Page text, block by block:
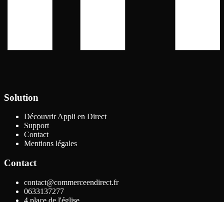
Solution
Découvrir Appli en Direct
Support
Contact
Mentions légales
Contact
contact@commerceendirect.fr
0633137277
4 place de l'église